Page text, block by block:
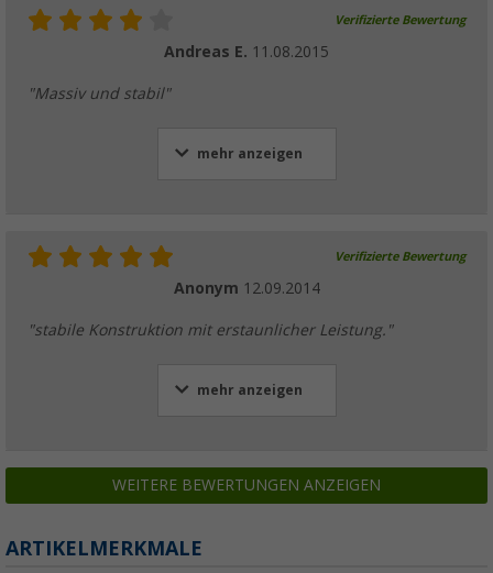
Verifizierte Bewertung
Andreas E. 11.08.2015
"Massiv und stabil"
mehr anzeigen
Verifizierte Bewertung
Anonym 12.09.2014
"stabile Konstruktion mit erstaunlicher Leistung."
mehr anzeigen
WEITERE BEWERTUNGEN ANZEIGEN
ARTIKELMERKMALE